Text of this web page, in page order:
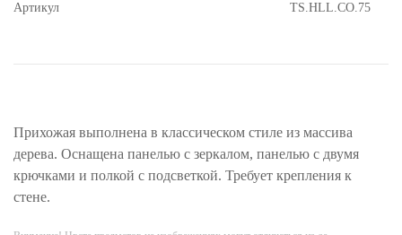
Артикул TS.HLL.CO.75
Прихожая выполнена в классическом стиле из массива
дерева. Оснащена панелью с зеркалом, панелью с двумя
крючками и полкой с подсветкой. Требует крепления к
стене.